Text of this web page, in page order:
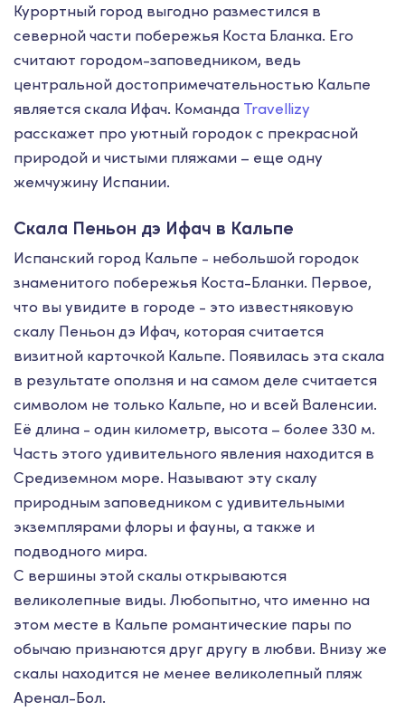
Курортный город выгодно разместился в
северной части побережья Коста Бланка. Его
считают городом-заповедником, ведь
центральной достопримечательностью Кальпе
является скала Ифач. Команда Travellizy
расскажет про уютный городок с прекрасной
природой и чистыми пляжами – еще одну
жемчужину Испании.
Скала Пеньон дэ Ифач в Кальпе
Испанский город Кальпе - небольшой городок
знаменитого побережья Коста-Бланки. Первое,
что вы увидите в городе - это известняковую
скалу Пеньон дэ Ифач, которая считается
визитной карточкой Кальпе. Появилась эта скала
в результате оползня и на самом деле считается
символом не только Кальпе, но и всей Валенсии.
Её длина - один километр, высота – более 330 м.
Часть этого удивительного явления находится в
Средиземном море. Называют эту скалу
природным заповедником с удивительными
экземплярами флоры и фауны, а также и
подводного мира.
С вершины этой скалы открываются
великолепные виды. Любопытно, что именно на
этом месте в Кальпе романтические пары по
обычаю признаются друг другу в любви. Внизу же
скалы находится не менее великолепный пляж
Аренал-Бол.